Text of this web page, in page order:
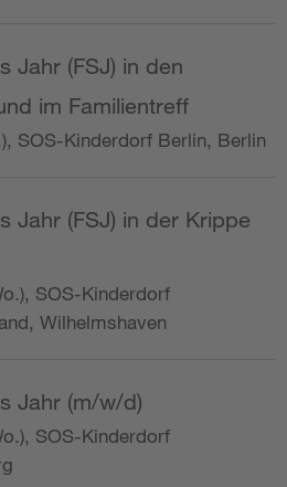
Jahr (FSJ) in den
im Familientreff
SOS-Kinderdorf Berlin, Berlin
Jahr (FSJ) in der Krippe
SOS-Kinderdorf
Wilhelmshaven
Jahr (m/w/d)
SOS-Kinderdorf